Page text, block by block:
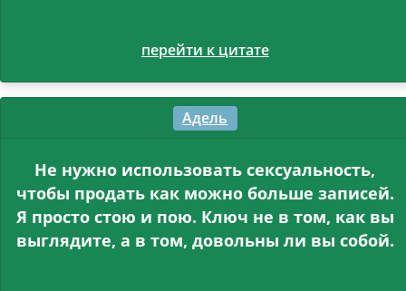
перейти к цитате
Адель
Не нужно использовать сексуальность,
чтобы продать как можно больше записей.
Я просто стою и пою. Ключ не в том, как вы
выглядите, а в том, довольны ли вы собой.